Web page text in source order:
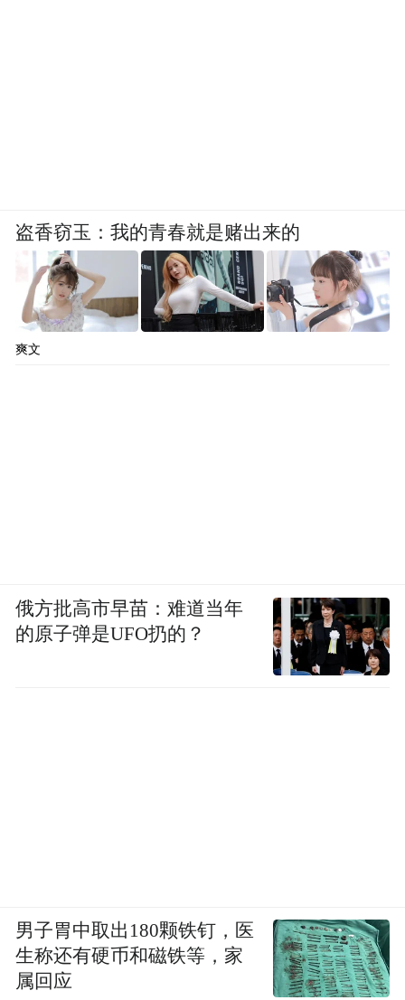
烟雨徽州2 70X70cm 布面油画
盗香窃玉：我的青春就是赌出来的
爽文
俄方批高市早苗：难道当年
的原子弹是UFO扔的？
男子胃中取出180颗铁钉，医
生称还有硬币和磁铁等，家
属回应